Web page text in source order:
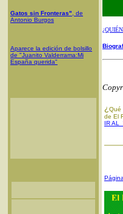
Gatos sin Fronteras" , de
Antonio Burgos
Aparece la edición de bolsillo
de "Juanito Valderrama:Mi
España querida"
¿ Qué
de El
IR AL